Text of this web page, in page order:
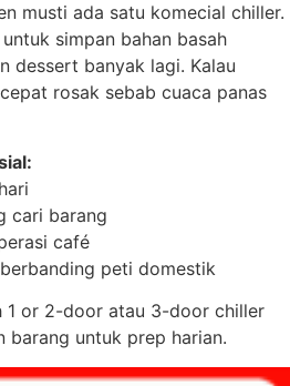
musti ada satu komecial chiller.
simpan bahan basah
dessert banyak lagi. Kalau
rosak sebab cuaca panas
cari barang
café
peti domestik
1 or 2-door atau 3-door chiller
barang untuk prep harian.